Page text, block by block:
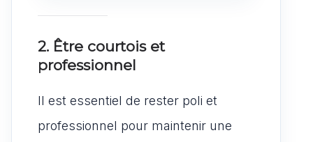
2. Être courtois et
professionnel
Il est essentiel de rester poli et
professionnel pour maintenir une